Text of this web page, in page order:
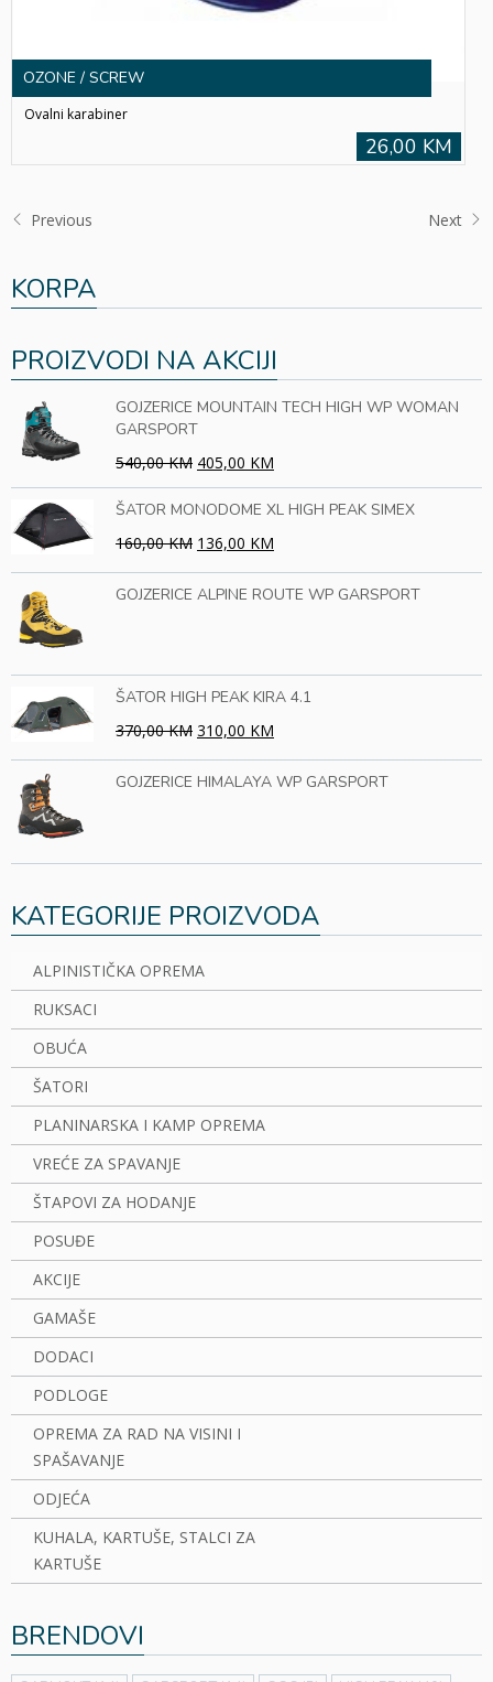
OZONE / SCREW
Ovalni karabiner
26,00 KM
Previous Next
KORPA
PROIZVODI NA AKCIJI
GOJZERICE MOUNTAIN TECH HIGH WP WOMAN
GARSPORT
540,00 KM 405,00 KM
ŠATOR MONODOME XL HIGH PEAK SIMEX
160,00 KM 136,00 KM
GOJZERICE ALPINE ROUTE WP GARSPORT
ŠATOR HIGH PEAK KIRA 4.1
370,00 KM 310,00 KM
GOJZERICE HIMALAYA WP GARSPORT
KATEGORIJE PROIZVODA
ALPINISTIČKA OPREMA
RUKSACI
OBUĆA
ŠATORI
PLANINARSKA I KAMP OPREMA
VREĆE ZA SPAVANJE
ŠTAPOVI ZA HODANJE
POSUĐE
AKCIJE
GAMAŠE
DODACI
PODLOGE
OPREMA ZA RAD NA VISINI I
SPAŠAVANJE
ODJEĆA
KUHALA, KARTUŠE, STALCI ZA
KARTUŠE
BRENDOVI